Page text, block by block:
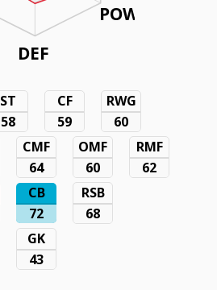
POW
DEF
ST
58
CF
59
RWG
60
CMF
64
OMF
60
RMF
62
CB
72
RSB
68
GK
43